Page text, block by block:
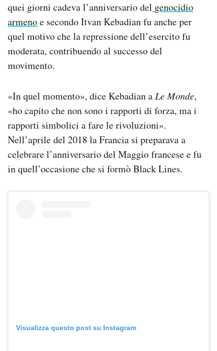
quei giorni cadeva l’anniversario del genocidio
armenoe secondo Itvan Kebadian fu anche per
quel motivo che la repressione dell’esercito fu
moderata, contribuendo al successo del
movimento.
«In quel momento», dice Kebadian a Le Monde,
«ho capito che non sono i rapporti di forza, ma i
rapporti simbolici a fare le rivoluzioni».
Nell’aprile del 2018 la Francia si preparava a
celebrare l’anniversario del Maggio francese e fu
in quell’occasione che si formò Black Lines.
Visualizza questo post su Instagram